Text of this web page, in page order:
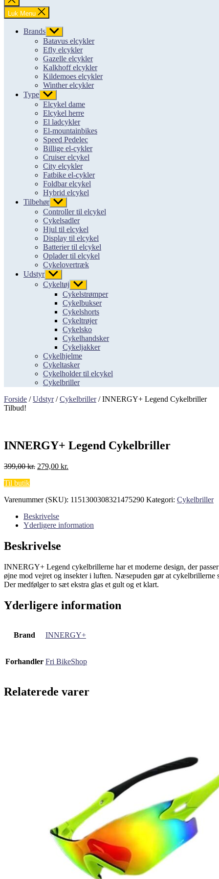
søgning
Luk Menu
Brands Vis
undermenu
Batavus elcykler
Efly elcykler
Gazelle elcykler
Kalkhoff elcykler
Kildemoes elcykler
Winther elcykler
Type Vis
undermenu
Elcykel dame
Elcykel herre
El ladcykler
El-mountainbikes
Speed Pedelec
Billige el-cykler
Cruiser elcykel
City elcykler
Fatbike el-cykler
Foldbar elcykel
Hybrid elcykel
Tilbehør Vis
undermenu
Controller til elcykel
Cykelsadler
Hjul til elcykel
Display til elcykel
Batterier til elcykel
Oplader til elcykel
Cykelovertræk
Udstyr Vis
undermenu
Cykeltøj Vis
undermenu
Cykelstrømper
Cykelbukser
Cykelshorts
Cykeltrøjer
Cykelsko
Cykelhandsker
Cykeljakker
Cykelhjelme
Cykeltasker
Cykelholder til elcykel
Cykelbriller
Forside /Udstyr/Cykelbriller/ INNERGY+ Legend Cykelbriller
Tilbud!
INNERGY+ Legend Cykelbriller
399,00kr. Den
399,00 kr..
279,00 kr.
279,00 kr..
Til butik
Varenummer (SKU): 1151300308321475290 Kategori: Cykelbriller
Beskrivelse
Yderligere information
Beskrivelse
INNERGY+ Legend cykelbrillerne har et moderne design, der
øjne mod vejret og insekter i luften. Næsepuden gør at cykelbrillerne
Der medfølger to sæt ekstra glas et gult og et klart.
Yderligere information
Brand INNERGY+
Forhandler Fri BikeShop
Relaterede varer